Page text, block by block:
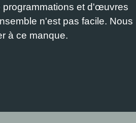
et d'œuvres
n'est pas facile. Nous
à ce manque.